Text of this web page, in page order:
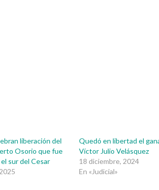
liberación del
Osorio que fue
sur del Cesar
Quedó en libertad el
Víctor Julio Velásquez
18 diciembre, 2024
En «Judicial»